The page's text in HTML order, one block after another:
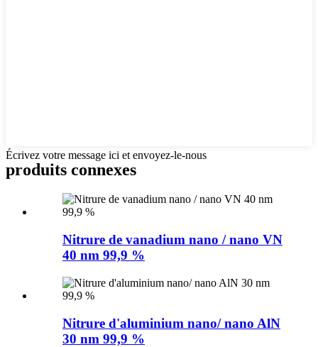
Écrivez votre message ici et envoyez-le-nous
produits connexes
Nitrure de vanadium nano / nano VN
40 nm 99,9 %
Nitrure d'aluminium nano/ nano AlN
30 nm 99,9 %